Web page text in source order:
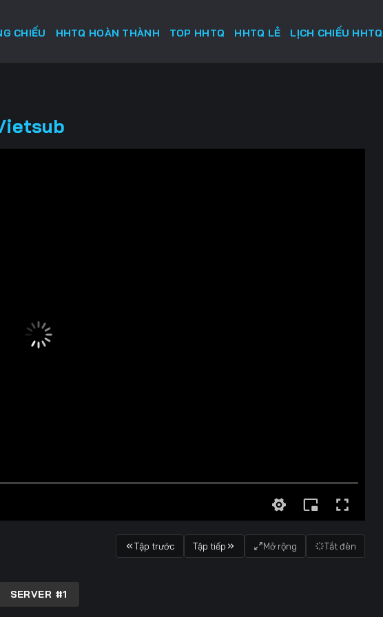
CHIẾU HHTQ HOÀN THÀNH TOP HHTQ HHTQ LẺ LỊCH CHIẾU HHTQ
Tập trước Tập tiếp Mở rộng Tắt đèn
SERVER #1